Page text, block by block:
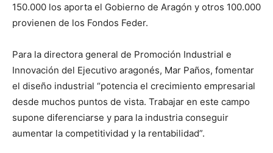
150.000 los aporta el Gobierno de Aragón y otros 100.000
provienen de los Fondos Feder.
Para la directora general de Promoción Industrial e
Innovación del Ejecutivo aragonés, Mar Paños, fomentar
el diseño industrial “potencia el crecimiento empresarial
desde muchos puntos de vista. Trabajar en este campo
supone diferenciarse y para la industria conseguir
aumentar la competitividad y la rentabilidad”.